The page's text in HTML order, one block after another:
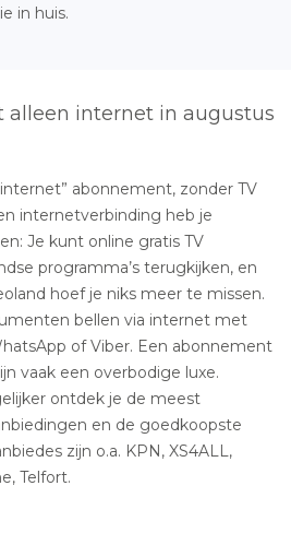
in huis.
alleen internet in augustus
abonnement, zonder TV
internetverbinding heb je
Je kunt online gratis TV
programma’s terugkijken, en
hoef je niks meer te missen.
bellen via internet met
of Viber. Een abonnement
vaak een overbodige luxe.
ontdek je de meest
en de goedkoopste
zijn o.a. KPN, XS4ALL,
Telfort.